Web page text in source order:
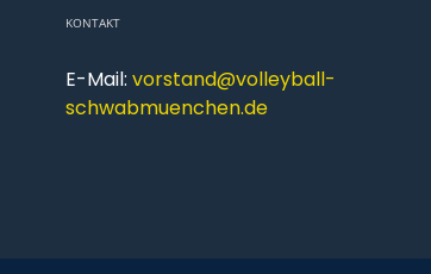
KONTAKT
E-Mail: vorstand@volleyball-
schwabmuenchen.de